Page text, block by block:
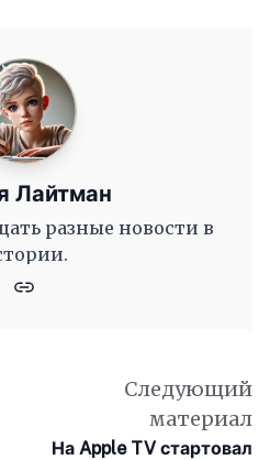
Лайтман
разные новости в
Следующий
материал
На Apple TV стартовал